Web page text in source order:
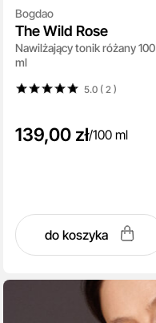
Bogdao
The Wild Rose
Nawilżający tonik różany 100
ml
5.0 ( 2 )
139,00 zł/100 ml
do koszyka